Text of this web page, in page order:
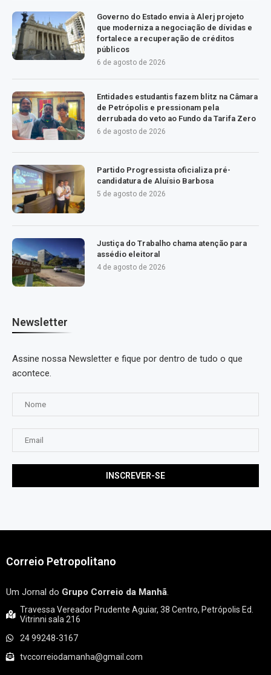
Governo do Estado envia à Alerj projeto
que moderniza a negociação de dívidas e
fortalece a recuperação de créditos
públicos
6 de agosto de 2026
Entidades estudantis fazem blitz na Câmara
de Petrópolis e pressionam pela
derrubada do veto ao Fundo da Tarifa Zero
6 de agosto de 2026
Partido Progressista oficializa pré-
candidatura de Aluísio Barbosa
5 de agosto de 2026
Justiça do Trabalho chama atenção para
assédio eleitoral
4 de agosto de 2026
Newsletter
Assine nossa Newsletter e fique por dentro de tudo o que
acontece.
Correio Petropolitano
Um Jornal do Grupo Correio da Manhã.
Travessa Vereador Prudente Aguiar, 38 Centro, Petrópolis Ed.
Vitrinni sala 216
24 99248-3167
tvccorreiodamanha@gmail.com